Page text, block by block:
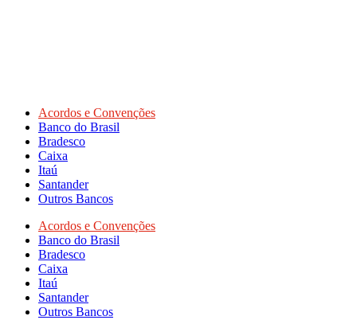
Acordos e Convenções
Banco do Brasil
Bradesco
Caixa
Itaú
Santander
Outros Bancos
Acordos e Convenções
Banco do Brasil
Bradesco
Caixa
Itaú
Santander
Outros Bancos